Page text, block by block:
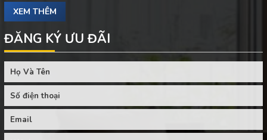
XEM THÊM
ĐĂNG KÝ ƯU ĐÃI